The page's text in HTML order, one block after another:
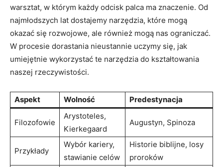
warsztat, w którym każdy odcisk palca ma znaczenie. Od⁤
najmłodszych lat ‌dostajemy narzędzia, które​ mogą‌
okazać się rozwojowe, ale‌ również mogą nas ograniczać.
W procesie dorastania nieustannie‍ uczymy⁤ się, jak
umiejętnie wykorzystać te narzędzia do kształtowania
naszej rzeczywistości.
Aspekt Wolność Predestynacja
Filozofowie
Arystoteles,
Kierkegaard
Augustyn, Spinoza
Przykłady
Wybór kariery,
stawianie celów
Historie biblijne, losy⁤
proroków